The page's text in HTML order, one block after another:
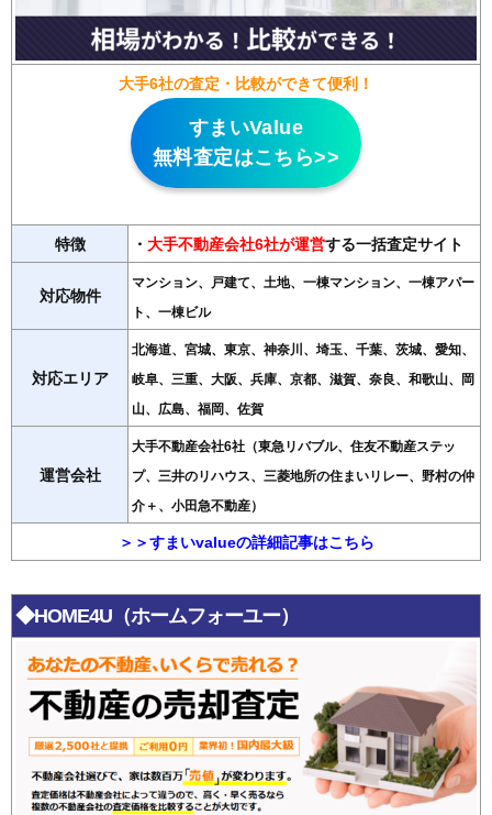
大手6社の査定・比較ができて便利！
すまいValue
無料査定はこちら>>
特徴 ・ 大手不動産会社6社が運営する一括査定サイト
対応物件
マンション、戸建て、土地、一棟マンション、一棟アパー
ト、一棟ビル
対応エリア
北海道、宮城、東京、神奈川、埼玉、千葉、茨城、愛知、
岐阜、三重、大阪、兵庫、京都、滋賀、奈良、和歌山、岡
山、広島、福岡、佐賀
運営会社
大手不動産会社6社（東急リバブル、住友不動産ステッ
プ、三井のリハウス、三菱地所の住まいリレー、野村の仲
介＋、小田急不動産）
＞＞すまいvalueの詳細記事はこちら
◆HOME4U（ホームフォーユー）